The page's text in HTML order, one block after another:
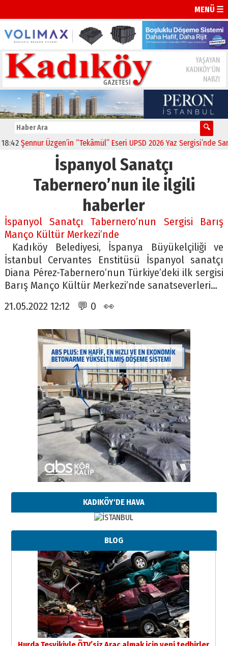
MENÜ ☰
Şennur Üzgen’in “Tekâmül” Eseri UPSD 2026 Yaz Sergisi’nde
İspanyol Sanatçı
Tabernero’nun ile ilgili
haberler
İspanyol Sanatçı Tabernero’nun Sergisi Barış
Manço Kültür Merkezi’nde
Kadıköy Belediyesi, İspanya Büyükelçiliği ve
İstanbul Cervantes Enstitüsü İspanyol sanatçı
Diana Pérez-Tabernero’nun Türkiye’deki ilk sergisi
Barış Manço Kültür Merkezi’nde sanatseverleri…
21.05.2022 12:12 💬 0 👀
KADIKÖY'DE HAVA
BLOG